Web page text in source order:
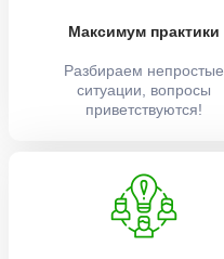
Максимум практики
Разбираем непростые
ситуации, вопросы
приветствуются!